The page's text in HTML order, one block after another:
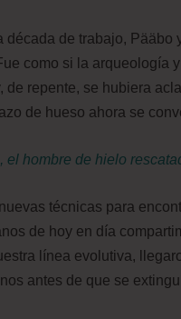
década de trabajo,
como si la arqueología
de repente, se hubiera
de hueso ahora se
el hombre de hielo
técnicas para
de hoy en día
línea evolutiva,
antes de que se